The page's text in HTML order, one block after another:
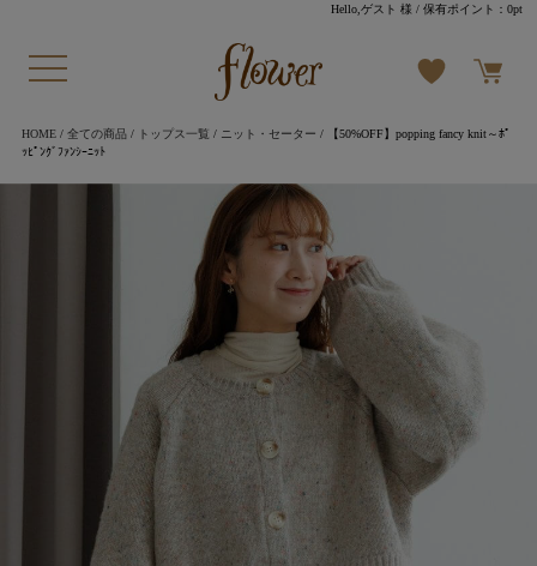
Hello,ゲスト 様 / 保有ポイント：0pt
HOME/ 全ての商品/ トップス一覧 / ニット・セーター / 【50%OFF】popping fancy knit～ﾎﾟ
ｯﾋﾟﾝｸﾞﾌｧﾝｼｰﾆｯﾄ